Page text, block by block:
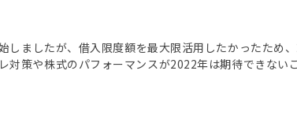
しましたが、借入限度額を最大限活用したかったため
対策や株式のパフォーマンスが2022年は期待できない